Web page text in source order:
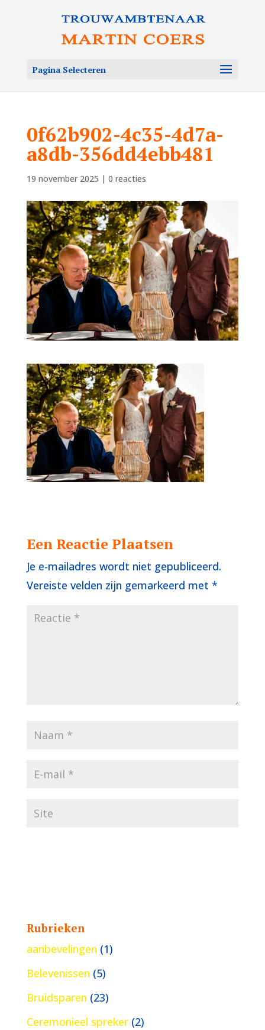
Pagina Selecteren
0f62b902-4c35-4d7a-
a8db-356dd4ebb481
19 november 2025 | 0 reacties
Een Reactie Plaatsen
Je e-mailadres wordt niet gepubliceerd.
Vereiste velden zijn gemarkeerd met *
Rubrieken
aanbevelingen (1)
Belevenissen (5)
Bruidsparen (23)
Ceremonieel spreker(2)